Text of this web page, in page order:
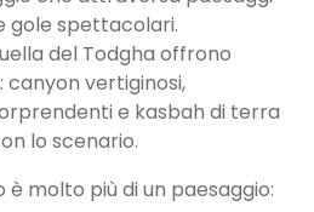
gole spettacolari.
del Todgha offrono
vertiginosi,
e kasbah di terra
lo scenario.
molto più di un paesaggio: